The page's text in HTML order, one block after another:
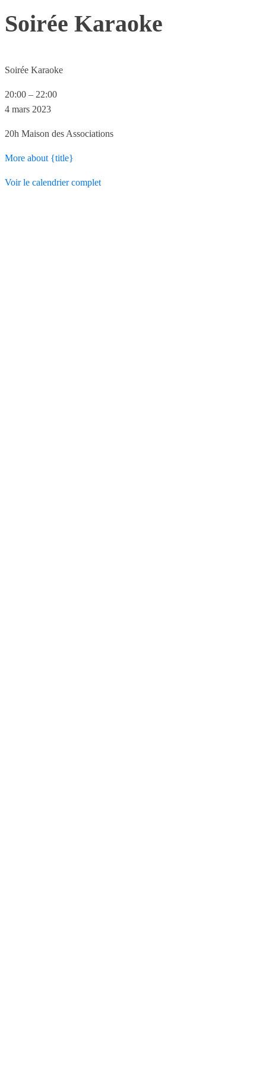
Soirée Karaoke
Soirée Karaoke
20:00 – 22:00
4 mars 2023
20h Maison des Associations
More about {title}
Voir le calendrier complet